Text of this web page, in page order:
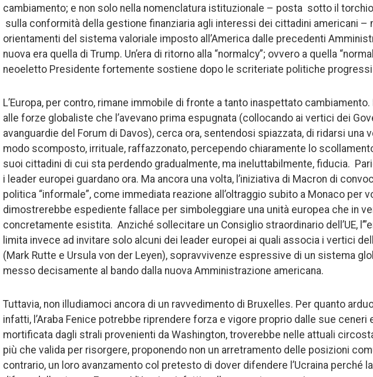
cambiamento; e non solo nella nomenclatura istituzionale – posta sotto il
sulla conformità della gestione finanziaria agli interessi dei cittadini americani –
orientamenti del sistema valoriale imposto all’America dalle precedenti
nuova era quella di Trump. Un’era di ritorno alla “normalcy”; ovvero a quella
neoeletto Presidente fortemente sostiene dopo le scriteriate politiche
L’Europa, per contro, rimane immobile di fronte a tanto inaspettato cambiamento.
alle forze globaliste che l’avevano prima espugnata (collocando ai vertici dei
avanguardie del Forum di Davos), cerca ora, sentendosi spiazzata, di ridarsi una
modo scomposto, irrituale, raffazzonato, percependo chiaramente lo
suoi cittadini di cui sta perdendo gradualmente, ma ineluttabilmente, fiducia.
i leader europei guardano ora. Ma ancora una volta, l’iniziativa di Macron di
politica “informale”, come immediata reazione all’oltraggio subito a Monaco per
dimostrerebbe espediente fallace per simboleggiare una unità europea che in
concretamente esistita. Anziché sollecitare un Consiglio straordinario dell’UE,
limita invece ad invitare solo alcuni dei leader europei ai quali associa i vertici
(Mark Rutte e Ursula von der Leyen), sopravvivenze espressive di un sistema
messo decisamente al bando dalla nuova Amministrazione americana.
Tuttavia, non illudiamoci ancora di un ravvedimento di Bruxelles. Per quanto
infatti, l’Araba Fenice potrebbe riprendere forza e vigore proprio dalle sue ceneri
mortificata dagli strali provenienti da Washington, troverebbe nelle attuali
più che valida per risorgere, proponendo non un arretramento delle posizioni
contrario, un loro avanzamento col pretesto di dover difendere l’Ucraina perché